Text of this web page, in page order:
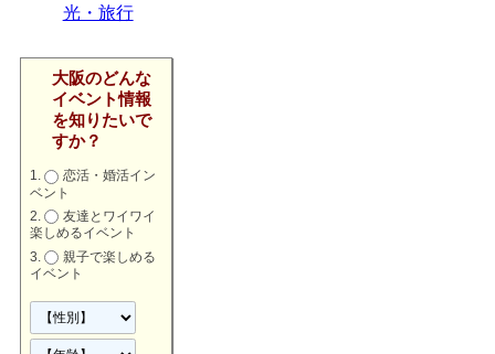
光・旅行
大阪のどんな
イベント情報
を知りたいで
すか？
恋活・婚活イン
ベント
友達とワイワイ
楽しめるイベント
親子で楽しめる
イベント